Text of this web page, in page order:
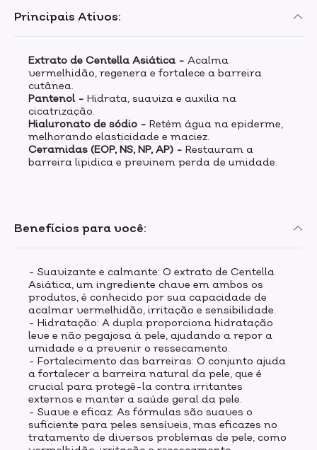
Benefícios para você:
- Suavizante e calmante: O extrato de Centella
Asiática, um ingrediente chave em ambos os
produtos, é conhecido por sua capacidade de
acalmar vermelhidão, irritação e sensibilidade.
- Hidratação: A dupla proporciona hidratação
leve e não pegajosa à pele, ajudando a repor a
umidade e a prevenir o ressecamento.
- Fortalecimento das barreiras: O conjunto ajuda
a fortalecer a barreira natural da pele, que é
crucial para protegê-la contra irritantes
externos e manter a saúde geral da pele.
- Suave e eficaz: As fórmulas são suaves o
suficiente para peles sensíveis, mas eficazes no
tratamento de diversos problemas de pele, como
Principais Ativos:
Extrato de Centella Asiática - Acalma
vermelhidão, regenera e fortalece a barreira
cutânea.
Pantenol - Hidrata, suaviza e auxilia na
cicatrização.
Hialuronato de sódio - Retém água na epiderme,
melhorando elasticidade e maciez.
Ceramidas (EOP, NS, NP, AP) - Restauram a
barreira lipidica e previnem perda de umidade.